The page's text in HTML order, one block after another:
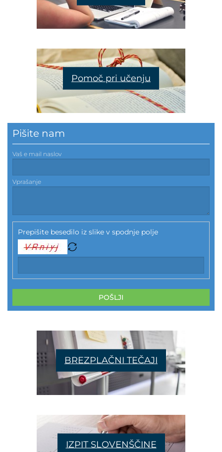
Pomoč pri učenju
Pišite nam
Vaš e mail naslov
Vprašanje
Prepišite besedilo iz slike v spodnje polje
POŠLJI
BREZPLAČNI TEČAJI
IZPIT SLOVENŠČINE